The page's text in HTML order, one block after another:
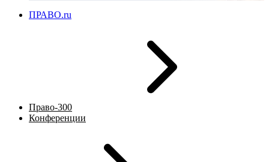
ПРАВО.ru
Право-300
Конференции